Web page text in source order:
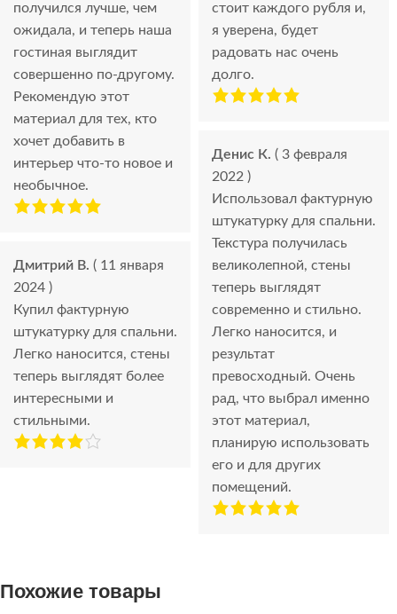
получился лучше, чем
ожидала, и теперь наша
гостиная выглядит
совершенно по-другому.
Рекомендую этот
материал для тех, кто
хочет добавить в
интерьер что-то новое и
необычное.
Дмитрий В. ( 11 января
2024 )
Купил фактурную
штукатурку для спальни.
Легко наносится, стены
теперь выглядят более
интересными и
стильными.
стоит каждого рубля и,
я уверена, будет
радовать нас очень
долго.
Денис К. ( 3 февраля
2022 )
Использовал фактурную
штукатурку для спальни.
Текстура получилась
великолепной, стены
теперь выглядят
современно и стильно.
Легко наносится, и
результат
превосходный. Очень
рад, что выбрал именно
этот материал,
планирую использовать
его и для других
помещений.
Похожие товары